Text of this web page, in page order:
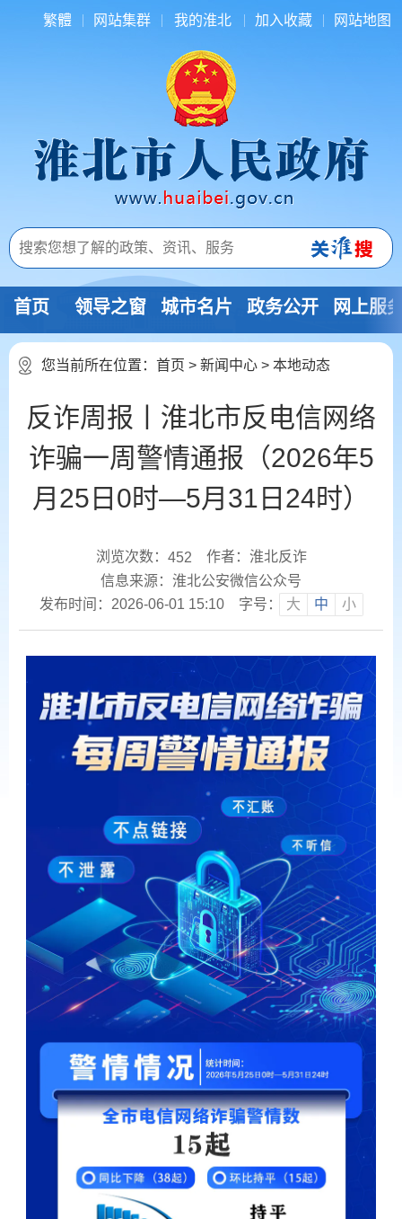
繁體 网站集群 我的淮北 加入收藏 网站地图
首页 领导之窗 城市名片 政务公开 网上服
您当前所在位置： 首页 > 新闻中心 > 本地动态
反诈周报丨淮北市反电信网络
诈骗一周警情通报（2026年5
月25日0时—5月31日24时）
浏览次数： 452
作者：淮北反诈
信息来源：淮北公安微信公众号
发布时间：2026-06-01 15:10
字号： 大 中 小